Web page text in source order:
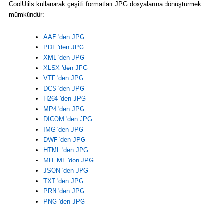
CoolUtils kullanarak çeşitli formatları JPG dosyalarına dönüştürmek
mümkündür:
AAE 'den JPG
PDF 'den JPG
XML 'den JPG
XLSX 'den JPG
VTF 'den JPG
DCS 'den JPG
H264 'den JPG
MP4 'den JPG
DICOM 'den JPG
IMG 'den JPG
DWF 'den JPG
HTML 'den JPG
MHTML 'den JPG
JSON 'den JPG
TXT 'den JPG
PRN 'den JPG
PNG 'den JPG